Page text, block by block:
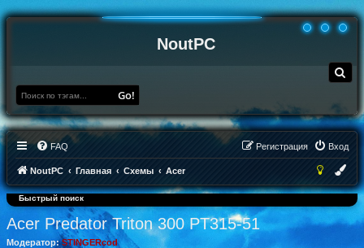
NoutPC
о
Go!
FAQ Вход
Регистрация
NoutPC Главная Схемы Acer
Быстрый поиск
Acer Predator Triton 300 PT315-51
Модератор: STINGERcod